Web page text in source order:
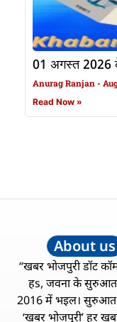
01 अगस्त 2026
Anurag Ranjan
Read Now »
About us
“खबर भोजपुरी डॉट
हs, जवना के सुरुआत
2016 में भइल।
‘खबर भोजपुरी’ हर